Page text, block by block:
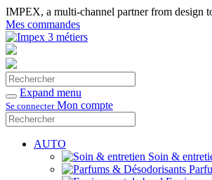
IMPEX, a multi-channel partner from design
Mes commandes
Rechercher
Valider
Expand menu
Se connecter Mon compte
Rechercher
AUTO
Soin &